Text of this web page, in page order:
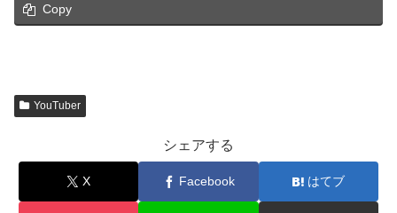
Copy
YouTuber
シェアする
X Facebook はてブ